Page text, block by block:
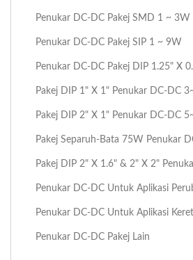
Penukar DC-DC Pakej SMD 1 ~ 3W
Penukar DC-DC Pakej SIP 1 ~ 9W
Penukar DC-DC Pakej DIP 1.25" X
Pakej DIP 1" X 1" Penukar DC-DC
Pakej DIP 2" X 1" Penukar DC-DC
Pakej Separuh-Bata 75W Penukar
Pakej DIP 2" X 1.6" & 2" X 2"
Penukar DC-DC Untuk Aplikasi
Penukar DC-DC Untuk Aplikasi
Penukar DC-DC Pakej Lain